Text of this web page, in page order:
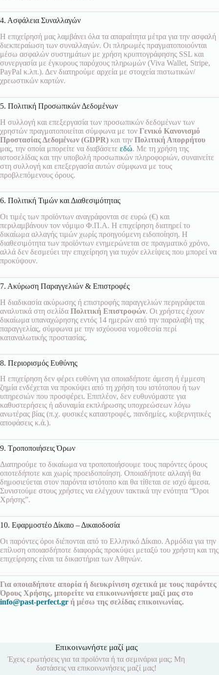
4. Ασφάλεια Συναλλαγών
Η επιχείρησή μας λαμβάνει όλα τα απαραίτητα μέτρα για την ασφαλή
διεκπεραίωση των συναλλαγών. Οι πληρωμές πραγματοποιούνται
μέσω ασφαλών συστημάτων με χρήση κρυπτογράφησης SSL και
συνεργασία με έγκυρους παρόχους πληρωμών (Viva Wallet, Stripe,
PayPal κ.λπ.). Δεν διατηρούμε αρχεία με στοιχεία πιστωτικών/
χρεωστικών καρτών.
5. Πολιτική Προσωπικών Δεδομένων
Η συλλογή και επεξεργασία των προσωπικών δεδομένων των
χρηστών πραγματοποιείται σύμφωνα με τον Γενικό Κανονισμό
Προστασίας Δεδομένων (GDPR) και την Πολιτική Απορρήτου
μας, την οποία μπορείτε να διαβάσετε εδώ. Με τη χρήση της
ιστοσελίδας και την υποβολή προσωπικών πληροφοριών, συναινείτε
στη συλλογή και επεξεργασία αυτών σύμφωνα με τους
προβλεπόμενους όρους.
6. Πολιτική Τιμών και Διαθεσιμότητας
Οι τιμές των προϊόντων αναγράφονται σε ευρώ (€) και
περιλαμβάνουν τον νόμιμο Φ.Π.Α. Η επιχείρηση διατηρεί το
δικαίωμα αλλαγής τιμών χωρίς προηγούμενη ειδοποίηση. Η
διαθεσιμότητα των προϊόντων ενημερώνεται σε πραγματικό χρόνο,
αλλά δεν δεσμεύει την επιχείρηση για τυχόν ελλείψεις που μπορεί να
προκύψουν.
7. Ακύρωση Παραγγελιών & Επιστροφές
Η διαδικασία ακύρωσης ή επιστροφής παραγγελιών περιγράφεται
αναλυτικά στη σελίδα Πολιτική Επιστροφών. Οι χρήστες έχουν
δικαίωμα υπαναχώρησης εντός 14 ημερών από την παραλαβή της
παραγγελίας, σύμφωνα με την ισχύουσα νομοθεσία περί
καταναλωτικής προστασίας.
8. Περιορισμός Ευθύνης
Η επιχείρηση δεν φέρει ευθύνη για οποιαδήποτε άμεση ή έμμεση
ζημία ενδέχεται να προκύψει από τη χρήση του ιστότοπου ή των
υπηρεσιών που προσφέρει. Επιπλέον, δεν ευθυνόμαστε για
καθυστερήσεις ή αδυναμία εκπλήρωσης υποχρεώσεων λόγω
ανωτέρας βίας (π.χ. φυσικές καταστροφές, πανδημίες, κυβερνητικές
αποφάσεις κ.ά.).
9. Τροποποιήσεις Όρων
Διατηρούμε το δικαίωμα να τροποποιήσουμε τους παρόντες όρους
οποτεδήποτε και χωρίς προειδοποίηση. Οποιαδήποτε αλλαγή θα
δημοσιεύεται στον παρόντα ιστότοπο και θα τίθεται σε ισχύ άμεσα.
Συνιστούμε στους χρήστες να ελέγχουν τακτικά την ενότητα “Όροι
Χρήσης”.
10. Εφαρμοστέο Δίκαιο – Δικαιοδοσία
Οι παρόντες όροι διέπονται από το Ελληνικό Δίκαιο. Αρμόδια για την
επίλυση οποιασδήποτε διαφοράς προκύψει μεταξύ του χρήστη και της
επιχείρησης είναι τα δικαστήρια των Αθηνών.
Για οποιαδήποτε απορία ή διευκρίνιση σχετικά με τους παρόντες
Όρους Χρήσης, μπορείτε να επικοινωνήσετε μαζί μας στο
info@past-perfect.gr ή μέσω της σελίδας επικοινωνίας.
Επικοινωνήστε μαζί μας
Έχεις ερωτήσεις για τα προϊόντα ή τα σεμινάρια μας; Μη
διστάσεις να επικοινωνήσεις μαζί μας!